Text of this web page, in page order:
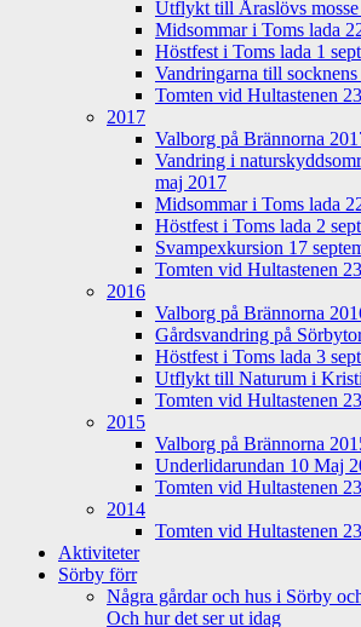
Utflykt till Åraslövs
Midsommar i Toms lada
Höstfest i Toms lada 1
Vandringarna till
Tomten vid Hultastenen
2017
Valborg på Brännorna
Vandring i
maj 2017
Midsommar i Toms lada
Höstfest i Toms lada 2
Svampexkursion 17
Tomten vid Hultastenen
2016
Valborg på Brännorna
Gårdsvandring på
Höstfest i Toms lada 3
Utflykt till Naturum i
Tomten vid Hultastenen
2015
Valborg på Brännorna
Underlidarundan 10 Maj
Tomten vid Hultastenen
2014
Tomten vid Hultastenen
Aktiviteter
Sörby förr
Några gårdar och hus i Sörby
Och hur det ser ut idag